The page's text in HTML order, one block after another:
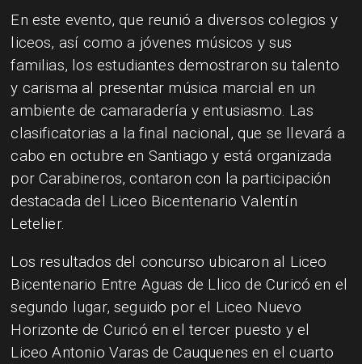
En este evento, que reunió a diversos colegios y
liceos, así como a jóvenes músicos y sus
familias, los estudiantes demostraron su talento
y carisma al presentar música marcial en un
ambiente de camaradería y entusiasmo. Las
clasificatorias a la final nacional, que se llevará a
cabo en octubre en Santiago y está organizada
por Carabineros, contaron con la participación
destacada del Liceo Bicentenario Valentín
Letelier.
Los resultados del concurso ubicaron al Liceo
Bicentenario Entre Aguas de Llico de Curicó en el
segundo lugar, seguido por el Liceo Nuevo
Horizonte de Curicó en el tercer puesto y el
Liceo Antonio Varas de Cauquenes en el cuarto